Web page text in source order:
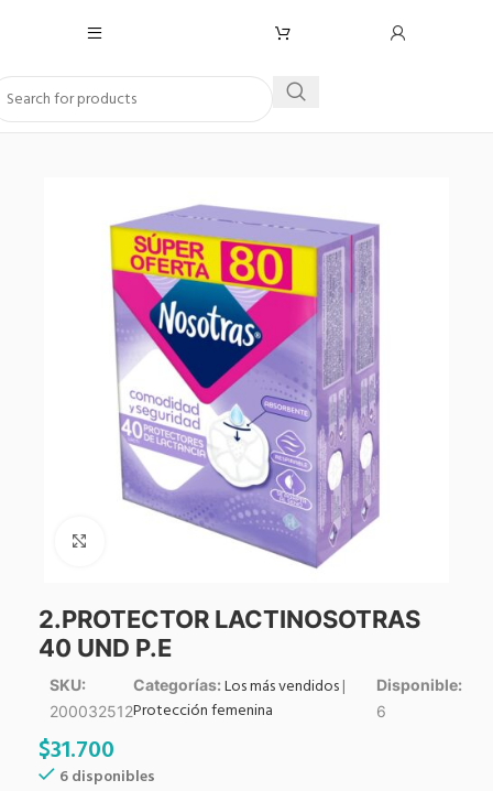
2.PROTECTOR LACTINOSOTRAS
40 UND P.E
SKU:
200032512
Categorías:Los más vendidos|
Protección femenina
Disponible:
6
$31.700
6 disponibles